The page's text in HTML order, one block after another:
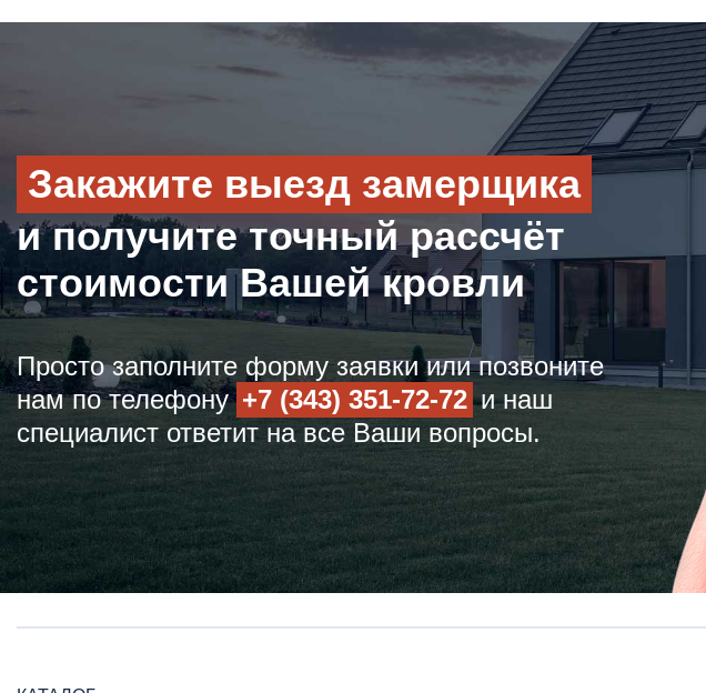
Закажите выезд замерщика
и получите точный рассчёт
стоимости Вашей кровли
Просто заполните форму заявки или позвоните
нам по телефону +7 (343) 351-72-72и наш
специалист ответит на все Ваши вопросы.